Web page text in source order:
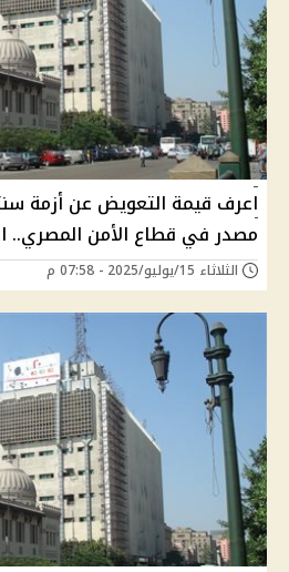
اعرف قيمة التعويض عن أزمة
مصدر في قطاع الأمن المصري..
الثلاثاء 15/يوليو/2025 - 07:58 م